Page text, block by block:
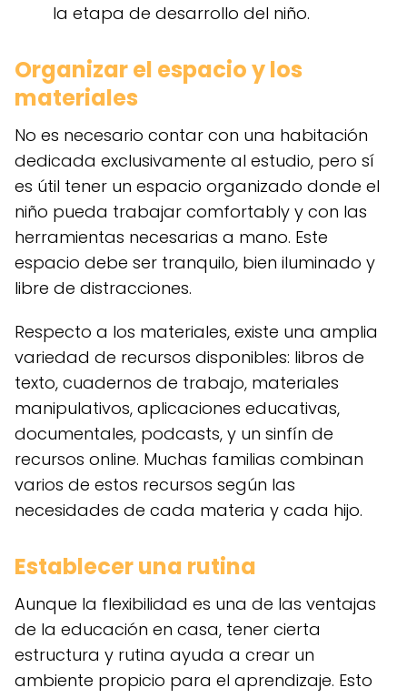
la etapa de desarrollo del niño.
Organizar el espacio y los
materiales
No es necesario contar con una habitación
dedicada exclusivamente al estudio, pero sí
es útil tener un espacio organizado donde el
niño pueda trabajar comfortably y con las
herramientas necesarias a mano. Este
espacio debe ser tranquilo, bien iluminado y
libre de distracciones.
Respecto a los materiales, existe una amplia
variedad de recursos disponibles: libros de
texto, cuadernos de trabajo, materiales
manipulativos, aplicaciones educativas,
documentales, podcasts, y un sinfín de
recursos online. Muchas familias combinan
varios de estos recursos según las
necesidades de cada materia y cada hijo.
Establecer una rutina
Aunque la flexibilidad es una de las ventajas
de la educación en casa, tener cierta
estructura y rutina ayuda a crear un
ambiente propicio para el aprendizaje. Esto